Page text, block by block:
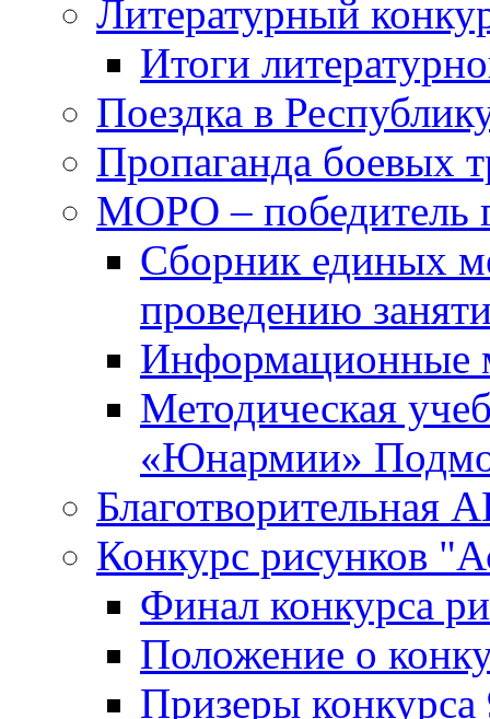
Литературный
Итоги
Поездка в
Пропаганда боевых
МОРО – победитель
Сборник единых
проведению
Информационные
Методическая
«Юнармии»
Благотворительная
Конкурс рисунков
Финал конкурса
Положение о
Призеры конкурса